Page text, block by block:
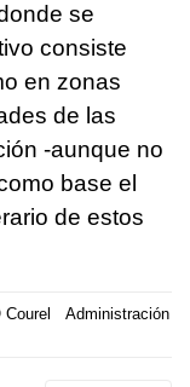
se
consiste
en zonas
de las
-aunque no
base el
de estos
Administración